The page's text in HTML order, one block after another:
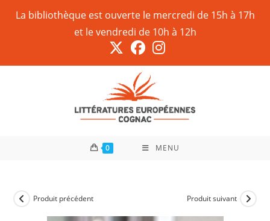
La bibliothèque est ouverte le mercredi de 15h à 17h
et le vendredi de 10h à 12h
0 MENU
Produit précédent Produit suivant